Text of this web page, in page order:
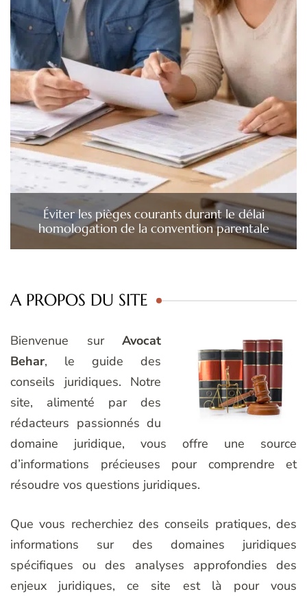
Éviter les pièges courants durant le délai
homologation de la convention parentale
A PROPOS DU SITE
Bienvenue sur Avocat
Behar, le guide des
conseils juridiques. Notre
site, alimenté par des
rédacteurs passionnés du
domaine juridique, vous offre une source
d’informations précieuses pour comprendre et
résoudre vos questions juridiques.
Que vous recherchiez des conseils pratiques, des
informations sur des domaines juridiques
spécifiques ou des analyses approfondies des
enjeux juridiques, ce site est là pour vous